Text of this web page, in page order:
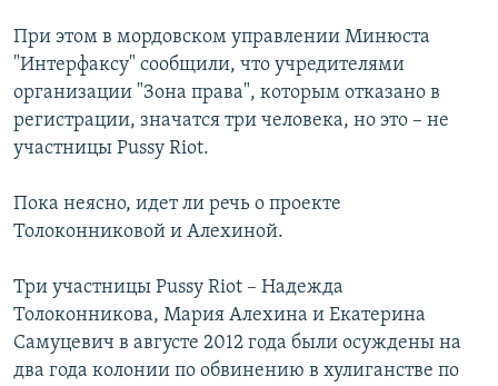
При этом в мордовском управлении Минюста
"Интерфаксу" сообщили, что учредителями
организации "Зона права", которым отказано в
регистрации, значатся три человека, но это – не
участницы Pussy Riot.
Пока неясно, идет ли речь о проекте
Толоконниковой и Алехиной.
Три участницы Pussy Riot – Надежда
Толоконникова, Мария Алехина и Екатерина
Самуцевич в августе 2012 года были осуждены на
два года колонии по обвинению в хулиганстве по